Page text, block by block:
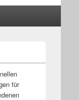
für